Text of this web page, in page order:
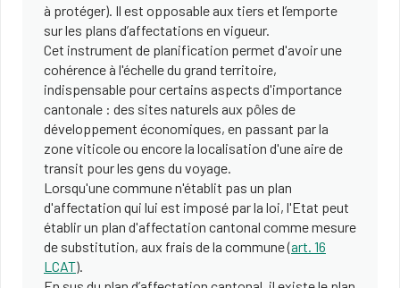
à protéger). Il est opposable aux tiers et l’emporte
sur les plans d’affectations en vigueur.
Cet instrument de planification permet d'avoir une
cohérence à l'échelle du grand territoire,
indispensable pour certains aspects d'importance
cantonale : des sites naturels aux pôles de
développement économiques, en passant par la
zone viticole ou encore la localisation d'une aire de
transit pour les gens du voyage.
Lorsqu'une commune n'établit pas un plan
d'affectation qui lui est imposé par la loi, l'Etat peut
établir un plan d'affectation cantonal comme mesure
de substitution, aux frais de la commune (art. 16
LCAT).